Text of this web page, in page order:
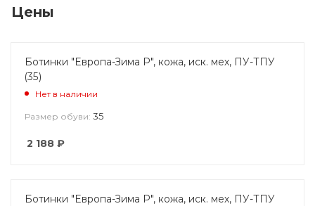
Цены
Ботинки "Европа-Зима Р", кожа, иск. мех, ПУ-ТПУ
(35)
Нет в наличии
Размер обуви: 35
2 188 ₽
Ботинки "Европа-Зима Р", кожа, иск. мех, ПУ-ТПУ